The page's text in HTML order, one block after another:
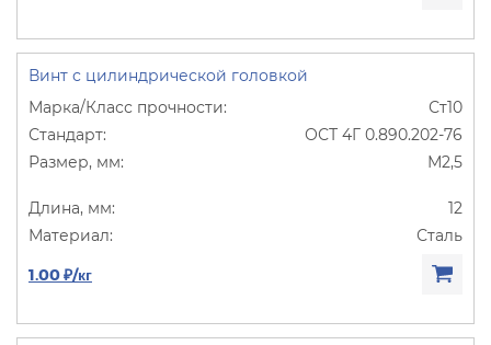
Винт с цилиндрической головкой
Ст10
ОСТ 4Г 0.890.202-76
М2,5
12
Сталь
1.00 ₽/кг